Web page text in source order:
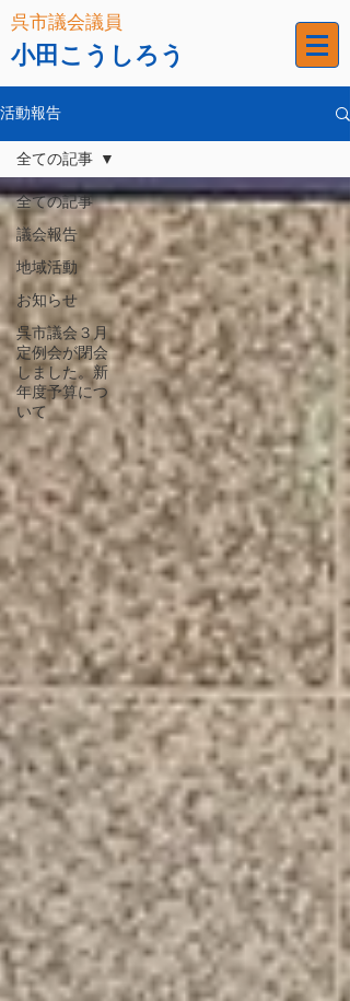
呉市議会議員
小田こうしろう
活動報告
全ての記事
議会報告
地域活動
お知らせ
呉市議会３月
定例会が閉会
しました。新
年度予算につ
いて
全ての記事